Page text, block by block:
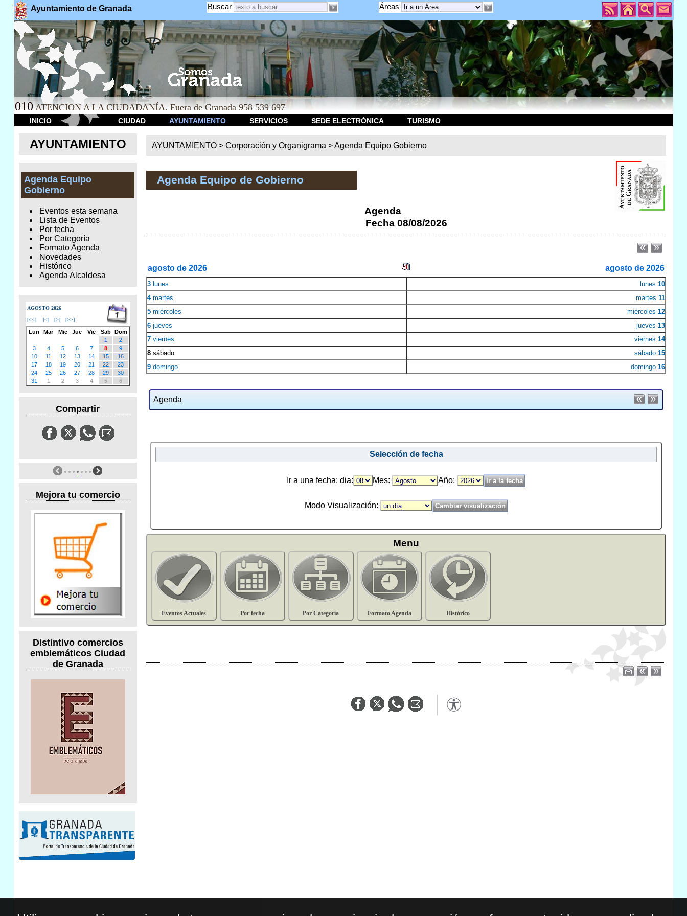
Ayuntamiento de Granada Áreas
Buscar
010 ATENCION A LA CIUDADANÍA. Fuera de Granada 958 539 697
INICIO CIUDAD AYUNTAMIENTO SERVICIOS SEDE ELECTRÓNICA TURISMO
AYUNTAMIENTO
Agenda Equipo
Gobierno
Eventos esta semana
Lista de Eventos
Por fecha
Por Categoría
Formato Agenda
Novedades
Histórico
Agenda Alcaldesa
AGOSTO 2026
[<<] [<] [>] [>>]
Lun Mar Mie Jue Vie Sab
Dom
1
2
3
4 5 6 7 8
9
10
11 12 13 14 15
16
17
18 19 20 21 22
23
24
25 26 27 28 29
30
31
1 2 3 4 5 6
Compartir
Mejora tu comercio
Distintivo comercios
emblemáticos Ciudad
de Granada
AYUNTAMIENTO >Corporación y Organigrama >Agenda Equipo Gobierno
Agenda Equipo de Gobierno
Agenda
Fecha 08/08/2026
agosto de 2026 agosto de 2026
3lunes lunes 10
4martes martes 11
5miércoles miércoles 12
6jueves jueves 13
7viernes viernes 14
8sábado sábado 15
9domingo domingo 16
Agenda
Selección de fecha
Ir a una fecha: dia: Mes: Año:
Modo Visualización:
Menu
Eventos Actuales Por fecha Por Categoría Formato Agenda Histórico